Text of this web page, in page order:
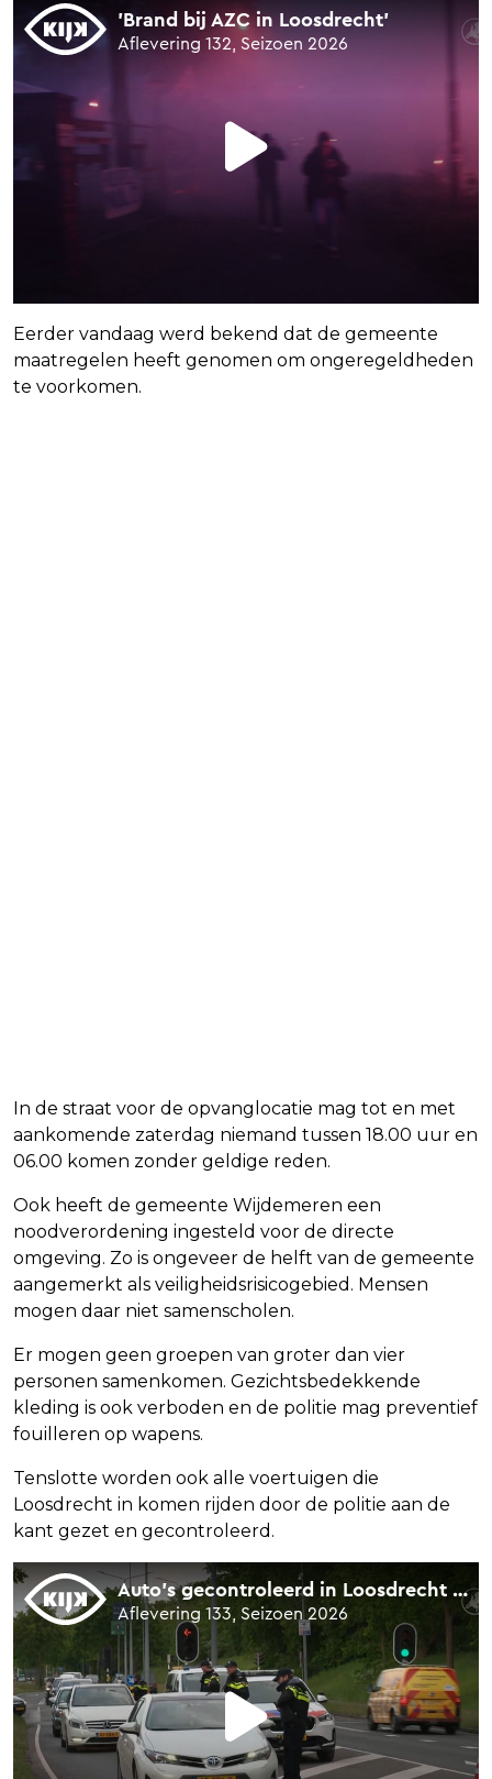
Eerder vandaag werd bekend dat de gemeente
maatregelen heeft genomen om ongeregeldheden
te voorkomen.
In de straat voor de opvanglocatie mag tot en met
aankomende zaterdag niemand tussen 18.00 uur en
06.00 komen zonder geldige reden.
Ook heeft de gemeente Wijdemeren een
noodverordening ingesteld voor de directe
omgeving. Zo is ongeveer de helft van de gemeente
aangemerkt als veiligheidsrisicogebied. Mensen
mogen daar niet samenscholen.
Er mogen geen groepen van groter dan vier
personen samenkomen. Gezichtsbedekkende
kleding is ook verboden en de politie mag preventief
fouilleren op wapens.
Tenslotte worden ook alle voertuigen die
Loosdrecht in komen rijden door de politie aan de
kant gezet en gecontroleerd.